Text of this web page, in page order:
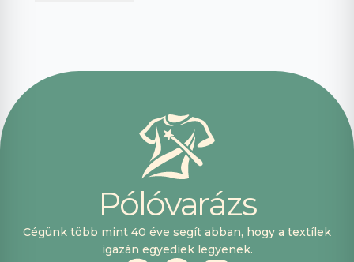
fogok innen
Pólóvarázs
Cégünk több mint 40 éve segít abban, hogy a textílek
igazán egyediek legyenek.